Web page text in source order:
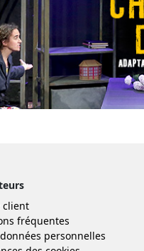
client
fréquentes
données personnelles